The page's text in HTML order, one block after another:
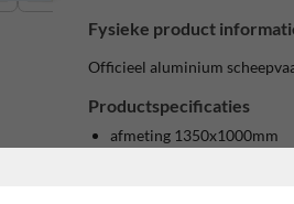
Fysieke product
Officieel aluminium
Productspecificaties
afmeting 1350x1000mm